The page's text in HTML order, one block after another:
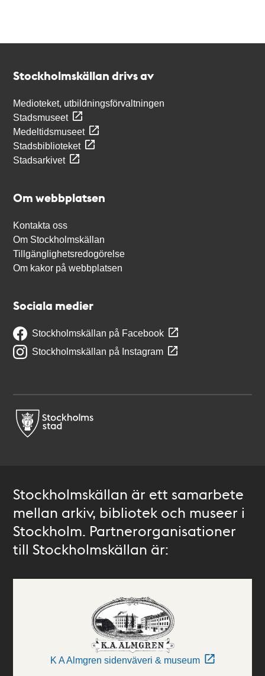
Stockholmskällan drivs av
Medioteket, utbildningsförvaltningen
Stadsmuseet
Medeltidsmuseet
Stadsbiblioteket
Stadsarkivet
Om webbplatsen
Kontakta oss
Om Stockholmskällan
Tillgänglighetsredogörelse
Om kakor på webbplatsen
Sociala medier
Stockholmskällan på Facebook
Stockholmskällan på Instagram
Stockholmskällan är ett samarbete
mellan arkiv, bibliotek och museer i
Stockholm. Partnerorganisationer
till Stockholmskällan är:
K A Almgren sidenväveri & museum